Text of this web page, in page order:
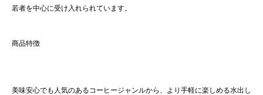
若者を中心に受け入れられています。
商品特徴
美味安心でも人気のあるコーヒージャンルから、より手軽に楽しめる水出し